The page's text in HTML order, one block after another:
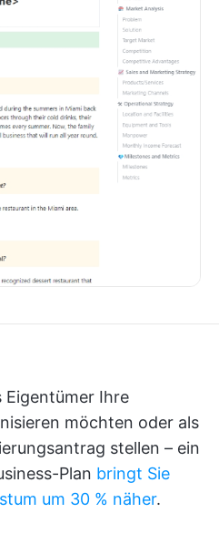
Eigentümer Ihre
möchten oder als
stellen – ein
Plan bringt Sie
um 30 % näher.